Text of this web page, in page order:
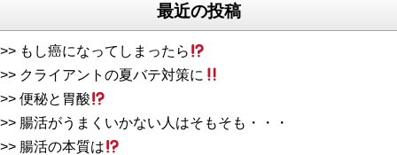
最近の投稿
もし癌になってしまったら
クライアントの夏バテ対策に
便秘と胃酸
腸活がうまくいかない人はそもそも・・・
腸活の本質は